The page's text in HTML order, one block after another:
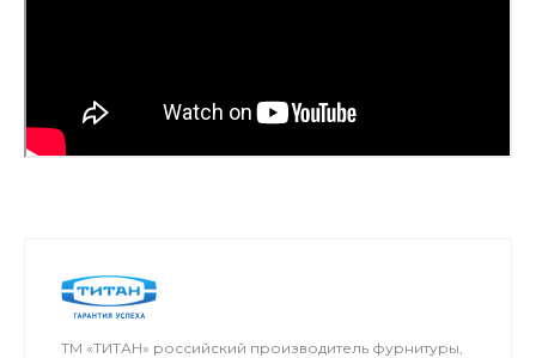
ТМ «ТИТАН» российский производитель фурнитуры,